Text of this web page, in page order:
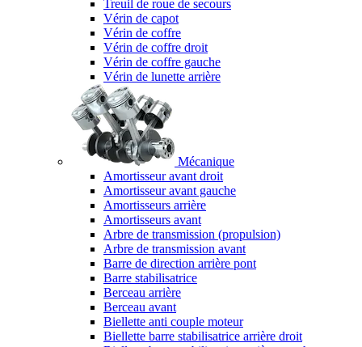
Treuil de roue de secours
Vérin de capot
Vérin de coffre
Vérin de coffre droit
Vérin de coffre gauche
Vérin de lunette arrière
Mécanique
Amortisseur avant droit
Amortisseur avant gauche
Amortisseurs arrière
Amortisseurs avant
Arbre de transmission (propulsion)
Arbre de transmission avant
Barre de direction arrière pont
Barre stabilisatrice
Berceau arrière
Berceau avant
Biellette anti couple moteur
Biellette barre stabilisatrice arrière droit